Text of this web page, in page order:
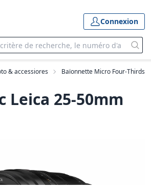
Connexion
& accessiores Baïonnette Micro Four-Thirds
Leica 25-50mm